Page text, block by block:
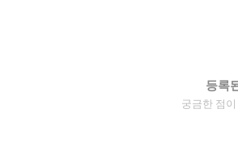
등록
궁금한 점